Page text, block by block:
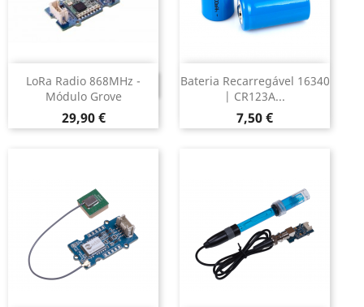
LoRa Radio 868MHz -
Módulo Grove
Preço
29,90 €
DESCONTINUADO
Bateria Recarregável 16340
| CR123A...
Preço
7,50 €